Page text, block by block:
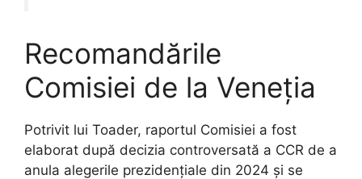
Recomandările
Comisiei de la Veneția
Potrivit lui Toader, raportul Comisiei a fost
elaborat după decizia controversată a CCR de a
anula alegerile prezidențiale din 2024 și se